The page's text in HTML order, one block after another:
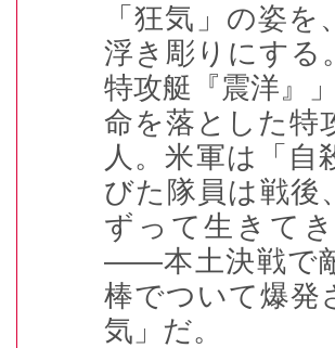
「狂気」の姿
浮き彫りにする
特攻艇『震洋』
命を落とした特
人。米軍は「自
びた隊員は戦後
ずって生きて
――本土決戦で
棒でついて爆発
気」だ。